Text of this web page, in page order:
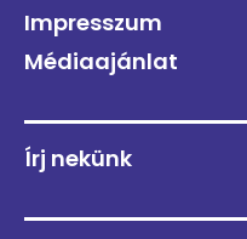
Impresszum
Médiaajánlat
Írj nekünk